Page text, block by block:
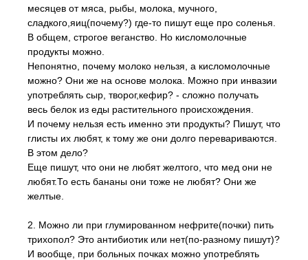
месяцев от мяса, рыбы, молока, мучного,
сладкого,яиц(почему?) где-то пишут еще про соленья.
В общем, строгое веганство. Но кисломолочные
продукты можно.
Непонятно, почему молоко нельзя, а кисломолочные
можно? Они же на основе молока. Можно при инвазии
употреблять сыр, творог,кефир? - сложно получать
весь белок из еды растительного происхождения.
И почему нельзя есть именно эти продукты? Пишут, что
глисты их любят, к тому же они долго перевариваются.
В этом дело?
Еще пишут, что они не любят желтого, что мед они не
любят.То есть бананы они тоже не любят? Они же
желтые.
2. Можно ли при глумированном нефрите(почки) пить
трихопол? Это антибиотик или нет(по-разному пишут)?
И вообще, при больных почках можно употреблять